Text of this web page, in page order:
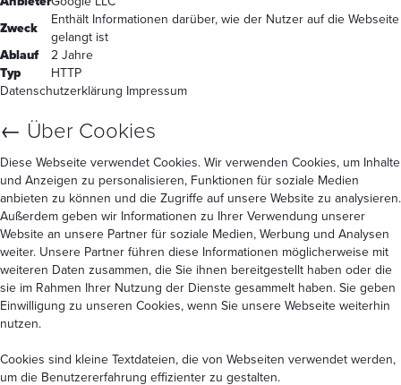
Zweck
Enthält Informationen darüber, wie der Nutzer auf die Webseite
gelangt ist
Ablauf
2 Jahre
Typ
HTTP
Datenschutzerklärung Impressum
← Über Cookies
Diese Webseite verwendet Cookies. Wir verwenden Cookies, um Inhalte
und Anzeigen zu personalisieren, Funktionen für soziale Medien
anbieten zu können und die Zugriffe auf unsere Website zu analysieren.
Außerdem geben wir Informationen zu Ihrer Verwendung unserer
Website an unsere Partner für soziale Medien, Werbung und Analysen
weiter. Unsere Partner führen diese Informationen möglicherweise mit
weiteren Daten zusammen, die Sie ihnen bereitgestellt haben oder die
sie im Rahmen Ihrer Nutzung der Dienste gesammelt haben. Sie geben
Einwilligung zu unseren Cookies, wenn Sie unsere Webseite weiterhin
nutzen.
Cookies sind kleine Textdateien, die von Webseiten verwendet werden,
um die Benutzererfahrung effizienter zu gestalten.